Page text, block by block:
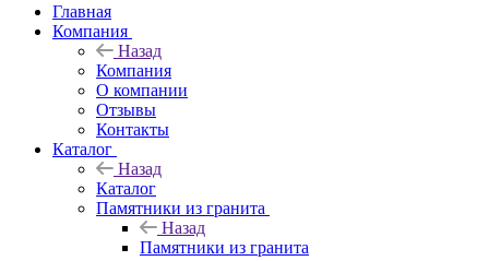
Главная
Компания
Назад
Компания
О компании
Отзывы
Контакты
Каталог
Назад
Каталог
Памятники из гранита
Назад
Памятники из гранита